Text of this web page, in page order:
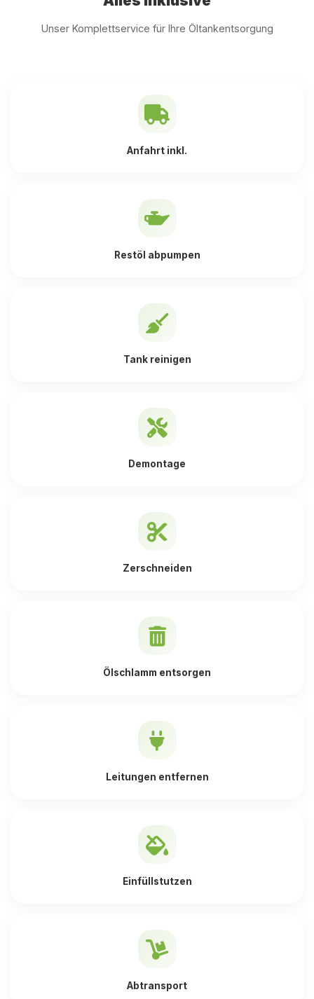
Unser Komplettservice für Ihre Öltankentsorgung
Anfahrt inkl.
Restöl abpumpen
Tank reinigen
Demontage
Zerschneiden
Ölschlamm entsorgen
Leitungen entfernen
Einfüllstutzen
Abtransport